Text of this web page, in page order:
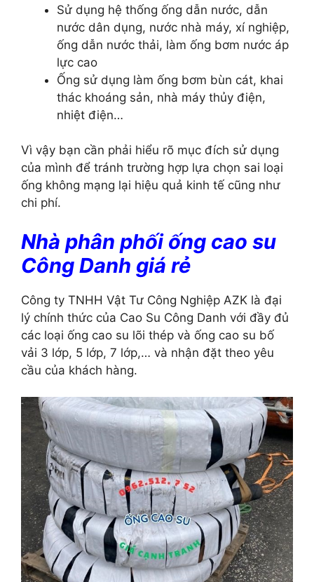
Sử dụng hệ thống ống dẫn nước, dẫn
nước dân dụng, nước nhà máy, xí nghiệp,
ống dẫn nước thải, làm ống bơm nước áp
lực cao
Ống sử dụng làm ống bơm bùn cát, khai
thác khoáng sản, nhà máy thủy điện,
nhiệt điện…
Vì vậy bạn cần phải hiểu rõ mục đích sử dụng
của mình để tránh trường hợp lựa chọn sai loại
ống không mạng lại hiệu quả kinh tế cũng như
chi phí.
Nhà phân phối ống cao su
Công Danh giá rẻ
Công ty TNHH Vật Tư Công Nghiệp AZK là đại
lý chính thức của Cao Su Công Danh với đầy đủ
các loại ống cao su lõi thép và ống cao su bố
vải 3 lớp, 5 lớp, 7 lớp,… và nhận đặt theo yêu
cầu của khách hàng.